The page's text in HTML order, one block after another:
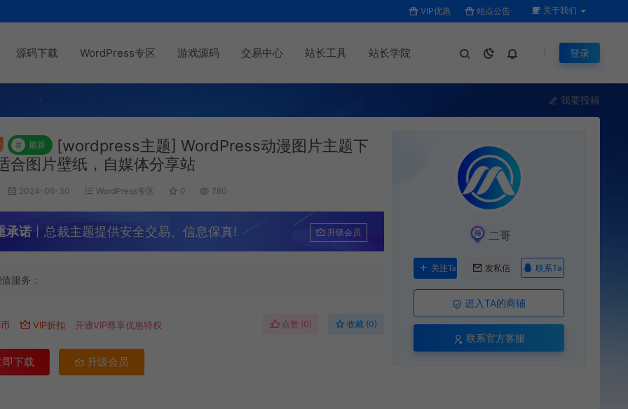
VIP优惠 站点公告 关于我们
源码下载 WordPress专区 游戏源码 交易中心 站长工具 站长学院 登录
我要投稿
# 最新
[wordpress主题] WordPress动漫图片主题下
合图片壁纸，自媒体分享站
2024-06-30 WordPress专区 0 780
承诺 丨总裁主题提供安全交易、信息保真! 升级会员
服务：
VIP折扣 开通VIP尊享优惠特权 点赞 (0) 收藏 (0)
即下载 升级会员
二哥
关注Ta 发私信 联系Ta
进入TA的商铺
联系官方客服